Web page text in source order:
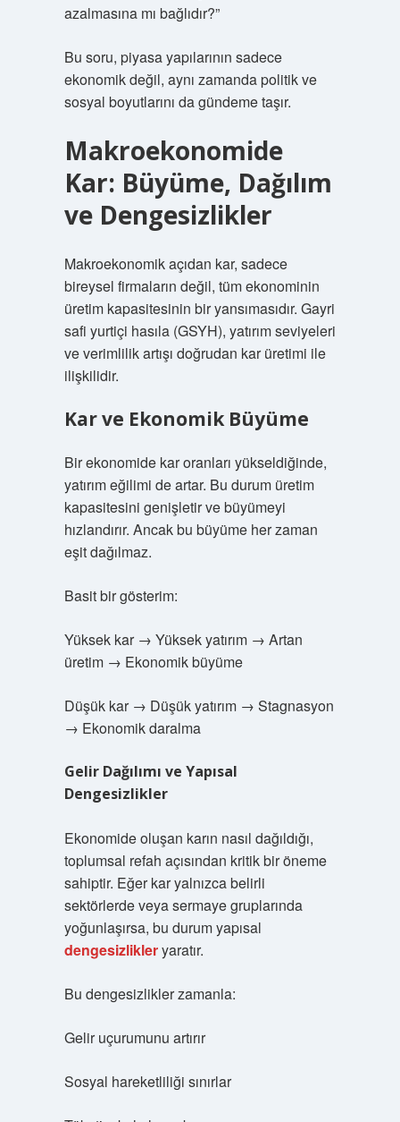
azalmasına mı bağlıdır?”
Bu soru, piyasa yapılarının sadece
ekonomik değil, aynı zamanda politik ve
sosyal boyutlarını da gündeme taşır.
Makroekonomide
Kar: Büyüme, Dağılım
ve Dengesizlikler
Makroekonomik açıdan kar, sadece
bireysel firmaların değil, tüm ekonominin
üretim kapasitesinin bir yansımasıdır. Gayri
safi yurtiçi hasıla (GSYH), yatırım seviyeleri
ve verimlilik artışı doğrudan kar üretimi ile
ilişkilidir.
Kar ve Ekonomik Büyüme
Bir ekonomide kar oranları yükseldiğinde,
yatırım eğilimi de artar. Bu durum üretim
kapasitesini genişletir ve büyümeyi
hızlandırır. Ancak bu büyüme her zaman
eşit dağılmaz.
Basit bir gösterim:
Yüksek kar → Yüksek yatırım → Artan
üretim → Ekonomik büyüme
Düşük kar → Düşük yatırım → Stagnasyon
→ Ekonomik daralma
Gelir Dağılımı ve Yapısal
Dengesizlikler
Ekonomide oluşan karın nasıl dağıldığı,
toplumsal refah açısından kritik bir öneme
sahiptir. Eğer kar yalnızca belirli
sektörlerde veya sermaye gruplarında
yoğunlaşırsa, bu durum yapısal
dengesizlikleryaratır.
Bu dengesizlikler zamanla:
Gelir uçurumunu artırır
Sosyal hareketliliği sınırlar